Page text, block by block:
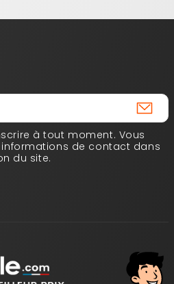
à tout moment. Vous
de contact dans
du site.